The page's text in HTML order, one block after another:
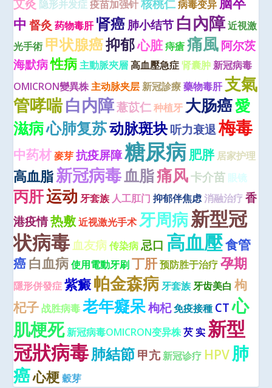
艾灸 隐形并发症 疫苗加强针 核桃仁病毒变异
中 督灸 药物毒肝 肾癌肺小结节 白內障近視激
光手術 甲状腺癌抑郁心脏痔瘡 痛風阿尔茨
海默病性病 主動脈夾層 高血壓急症 肾囊肿 新冠病毒
OMICRON變異株主动脉夹层 新冠診療 藥物毒肝支氣
管哮喘白内障薏苡仁 种植牙 大肠癌愛
滋病心肺复苏动脉斑块听力衰退梅毒
中药材 麥芽 抗疫屏障糖尿病肥胖 居家护理
高血脂新冠病毒血脂痛风卡介苗 眼镜
丙肝运动 牙套族 人工肛门 抑郁伴焦虑消融治疗 香
港疫情热敷 近视激光手术 牙周病新型冠
状病毒血友病 传染病 忌口 高血壓食管
癌白血病 使用電動牙刷 丁肝预防胜于治疗 孕期
隱形併發症 紫癜帕金森病 牙套族 牙齿美白 枸
杞子 战胜病毒 老年癡呆枸杞免疫接種 CT 心
肌梗死新冠病毒OMICRON变异株芡 实 新型
冠狀病毒肺結節甲亢 新冠诊疗 HPV肺
癌心梗 穀芽